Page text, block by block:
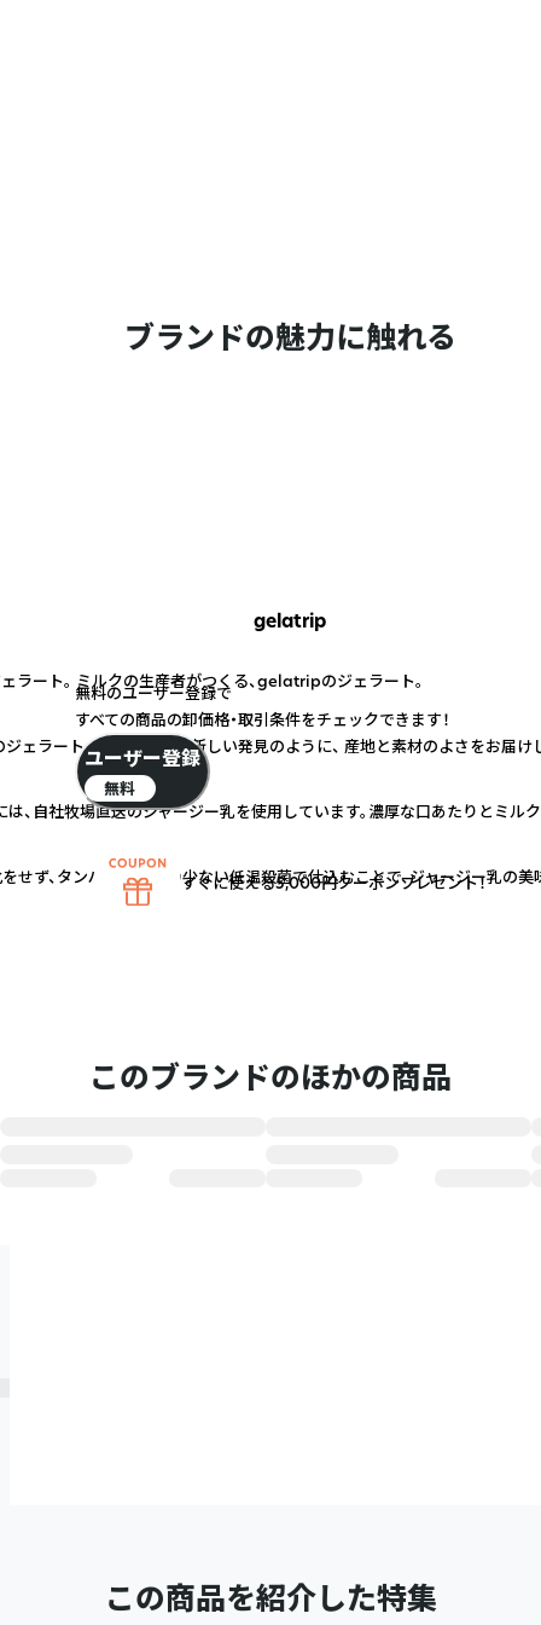
ブランドの魅力に触れる
gelatrip
ラート。 ミルクの生産者がつくる、gelatripのジェラート。
ェラート。 旅先で出会う新しい発見のように、 産地と素材のよさをお届け
、自社牧場直送のジャージー乳を使用しています。濃厚な口あたりとミル
ず、タンパク質変性の少ない低温殺菌で仕込むことで、ジャージー乳の
このブランドのほかの商品
この商品を紹介した特集
無料のユーザー登録で
すべての商品の卸価格・取引条件をチェックできます！
ユーザー登録
無料
すぐに使える5,000円クーポンプレゼント！